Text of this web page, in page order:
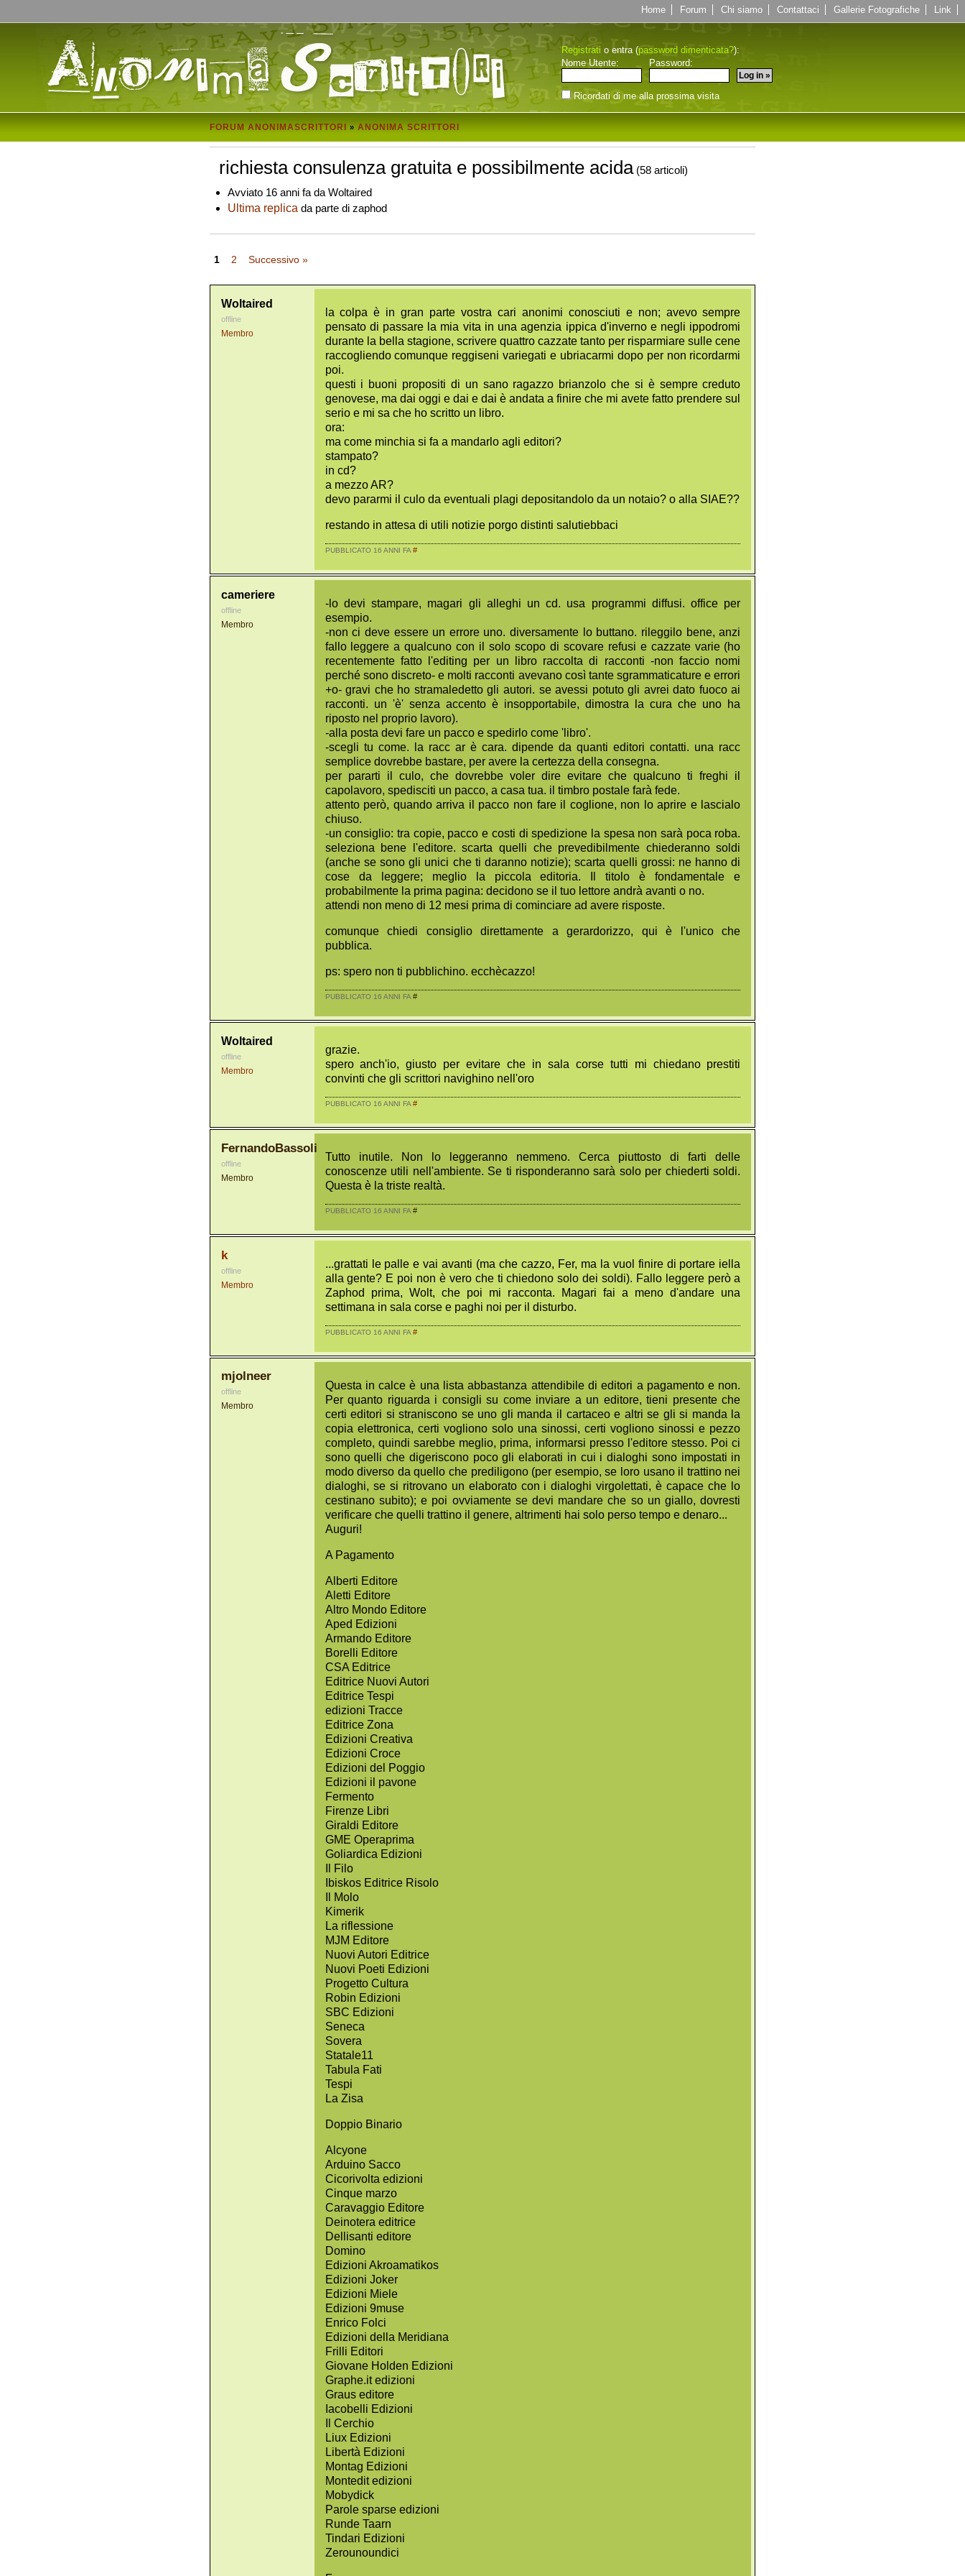
Home Forum Chi siamo Contattaci Gallerie Fotografiche Link
Registrati o entra (password dimenticata?):
Nome Utente: Password:
Ricordati di me alla prossima visita
FORUM ANONIMASCRITTORI » ANONIMA SCRITTORI
richiesta consulenza gratuita e possibilmente acida (58 articoli)
Avviato 16 anni fa da Woltaired
Ultima replica da parte di zaphod
1 2 Successivo »
Woltaired
offline
Membro
la colpa è in gran parte vostra cari anonimi conosciuti e non; avevo sempre
pensato di passare la mia vita in una agenzia ippica d'inverno e negli ippodromi
durante la bella stagione, scrivere quattro cazzate tanto per risparmiare sulle cene
raccogliendo comunque reggiseni variegati e ubriacarmi dopo per non ricordarmi
poi.
questi i buoni propositi di un sano ragazzo brianzolo che si è sempre creduto
genovese, ma dai oggi e dai e dai è andata a finire che mi avete fatto prendere sul
serio e mi sa che ho scritto un libro.
ora:
ma come minchia si fa a mandarlo agli editori?
stampato?
in cd?
a mezzo AR?
devo pararmi il culo da eventuali plagi depositandolo da un notaio? o alla SIAE??
restando in attesa di utili notizie porgo distinti salutiebbaci
PUBBLICATO 16 ANNI FA#
cameriere
offline
Membro
-lo devi stampare, magari gli alleghi un cd. usa programmi diffusi. office per
esempio.
-non ci deve essere un errore uno. diversamente lo buttano. rileggilo bene, anzi
fallo leggere a qualcuno con il solo scopo di scovare refusi e cazzate varie (ho
recentemente fatto l'editing per un libro raccolta di racconti -non faccio nomi
perché sono discreto- e molti racconti avevano così tante sgrammaticature e errori
+o- gravi che ho stramaledetto gli autori. se avessi potuto gli avrei dato fuoco ai
racconti. un 'è' senza accento è insopportabile, dimostra la cura che uno ha
riposto nel proprio lavoro).
-alla posta devi fare un pacco e spedirlo come 'libro'.
-scegli tu come. la racc ar è cara. dipende da quanti editori contatti. una racc
semplice dovrebbe bastare, per avere la certezza della consegna.
per pararti il culo, che dovrebbe voler dire evitare che qualcuno ti freghi il
capolavoro, spedisciti un pacco, a casa tua. il timbro postale farà fede.
attento però, quando arriva il pacco non fare il coglione, non lo aprire e lascialo
chiuso.
-un consiglio: tra copie, pacco e costi di spedizione la spesa non sarà poca roba.
seleziona bene l'editore. scarta quelli che prevedibilmente chiederanno soldi
(anche se sono gli unici che ti daranno notizie); scarta quelli grossi: ne hanno di
cose da leggere; meglio la piccola editoria. Il titolo è fondamentale e
probabilmente la prima pagina: decidono se il tuo lettore andrà avanti o no.
attendi non meno di 12 mesi prima di cominciare ad avere risposte.
comunque chiedi consiglio direttamente a gerardorizzo, qui è l'unico che
pubblica.
ps: spero non ti pubblichino. ecchècazzo!
PUBBLICATO 16 ANNI FA#
Woltaired
offline
Membro
grazie.
spero anch'io, giusto per evitare che in sala corse tutti mi chiedano prestiti
convinti che gli scrittori navighino nell'oro
PUBBLICATO 16 ANNI FA#
FernandoBassoli
offline
Membro
Tutto inutile. Non lo leggeranno nemmeno. Cerca piuttosto di farti delle
conoscenze utili nell'ambiente. Se ti risponderanno sarà solo per chiederti soldi.
Questa è la triste realtà.
PUBBLICATO 16 ANNI FA #
k
offline
Membro
...grattati le palle e vai avanti (ma che cazzo, Fer, ma la vuol finire di portare iella
alla gente? E poi non è vero che ti chiedono solo dei soldi). Fallo leggere però a
Zaphod prima, Wolt, che poi mi racconta. Magari fai a meno d'andare una
settimana in sala corse e paghi noi per il disturbo.
PUBBLICATO 16 ANNI FA #
mjolneer
offline
Membro
Questa in calce è una lista abbastanza attendibile di editori a pagamento e non.
Per quanto riguarda i consigli su come inviare a un editore, tieni presente che
certi editori si straniscono se uno gli manda il cartaceo e altri se gli si manda la
copia elettronica, certi vogliono solo una sinossi, certi vogliono sinossi e pezzo
completo, quindi sarebbe meglio, prima, informarsi presso l'editore stesso. Poi ci
sono quelli che digeriscono poco gli elaborati in cui i dialoghi sono impostati in
modo diverso da quello che prediligono (per esempio, se loro usano il trattino nei
dialoghi, se si ritrovano un elaborato con i dialoghi virgolettati, è capace che lo
cestinano subito); e poi ovviamente se devi mandare che so un giallo, dovresti
verificare che quelli trattino il genere, altrimenti hai solo perso tempo e denaro...
Auguri!
A Pagamento
Alberti Editore
Aletti Editore
Altro Mondo Editore
Aped Edizioni
Armando Editore
Borelli Editore
CSA Editrice
Editrice Nuovi Autori
Editrice Tespi
edizioni Tracce
Editrice Zona
Edizioni Creativa
Edizioni Croce
Edizioni del Poggio
Edizioni il pavone
Fermento
Firenze Libri
Giraldi Editore
GME Operaprima
Goliardica Edizioni
Il Filo
Ibiskos Editrice Risolo
Il Molo
Kimerik
La riflessione
MJM Editore
Nuovi Autori Editrice
Nuovi Poeti Edizioni
Progetto Cultura
Robin Edizioni
SBC Edizioni
Seneca
Sovera
Statale11
Tabula Fati
Tespi
La Zisa
Doppio Binario
Alcyone
Arduino Sacco
Cicorivolta edizioni
Cinque marzo
Caravaggio Editore
Deinotera editrice
Dellisanti editore
Domino
Edizioni Akroamatikos
Edizioni Joker
Edizioni Miele
Edizioni 9muse
Enrico Folci
Edizioni della Meridiana
Frilli Editori
Giovane Holden Edizioni
Graphe.it edizioni
Graus editore
Iacobelli Edizioni
Il Cerchio
Liux Edizioni
Libertà Edizioni
Montag Edizioni
Montedit edizioni
Mobydick
Parole sparse edizioni
Runde Taarn
Tindari Edizioni
Zerounoundici